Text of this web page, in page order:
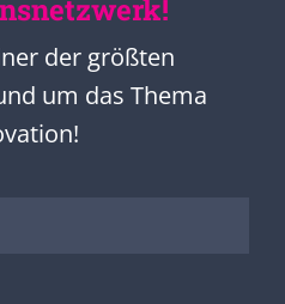
der größten
um das Thema